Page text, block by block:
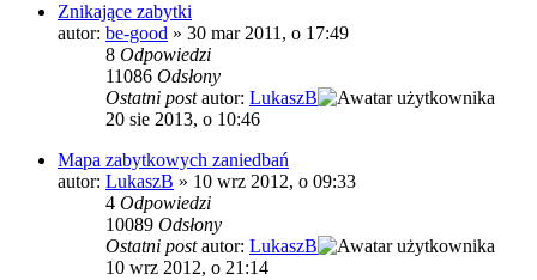
Znikające zabytki
autor: be-good » 30 mar 2011, o 17:49
8 Odpowiedzi
11086 Odsłony
Ostatni postautor: LukaszB
20 sie 2013, o 10:46
Mapa zabytkowych zaniedbań
autor: LukaszB » 10 wrz 2012, o 09:33
4 Odpowiedzi
10089 Odsłony
Ostatni postautor: LukaszB
10 wrz 2012, o 21:14